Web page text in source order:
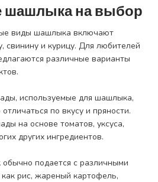
шашлыка на выбор
виды шашлыка включают
свинину и курицу. Для любителей
различные варианты
используемые для шашлыка,
по вкусу и пряности.
на основе томатов, уксуса,
других ингредиентов.
подается с различными
рис, жареный картофель,